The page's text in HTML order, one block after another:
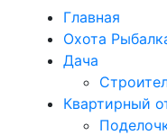
Главная
Охота
Дача
Квартирный